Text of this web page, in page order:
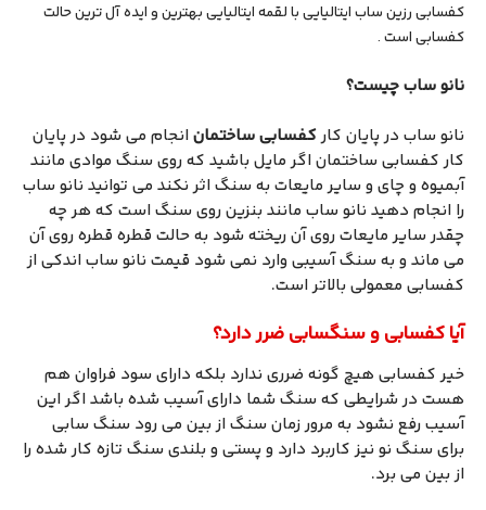
کفسابی رزین ساب ایتالیایی با لقمه ایتالیایی بهترین و ایده آل ترین حالت
کفسابی است .
نانو ساب چیست؟
نانو ساب در پایان کارکفسابی ساختمانانجام می شود در پایان
کار کفسابی ساختمان اگر مایل باشید که روی سنگ موادی مانند
آبمیوه و چای و سایر مایعات به سنگ اثر نکند می توانید نانو ساب
را انجام دهید نانو ساب مانند بنزین روی سنگ است که هر چه
چقدر سایر مایعات روی آن ریخته شود به حالت قطره قطره روی آن
می ماند و به سنگ آسیبی وارد نمی شود قیمت نانو ساب اندکی از
کفسابی معمولی بالاتر است.
آیا کفسابی و سنگسابی ضرر دارد؟
خیر کفسابی هیچ گونه ضرری ندارد بلکه دارای سود فراوان هم
هست در شرایطی که سنگ شما دارای آسیب شده باشد اگر این
آسیب رفع نشود به مرور زمان سنگ از بین می رود سنگ سابی
برای سنگ نو نیز کاربرد دارد و پستی و بلندی سنگ تازه کار شده را
از بین می برد.